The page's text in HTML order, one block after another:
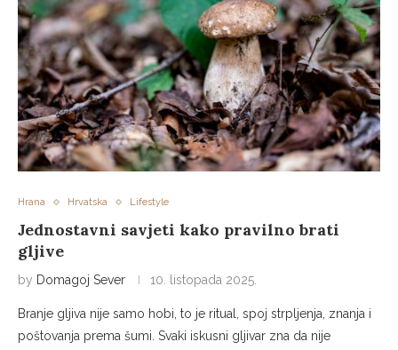
Hrana Hrvatska Lifestyle
Jednostavni savjeti kako pravilno brati
gljive
by Domagoj Sever 10. listopada 2025.
Branje gljiva nije samo hobi, to je ritual, spoj strpljenja, znanja i
poštovanja prema šumi. Svaki iskusni gljivar zna da nije